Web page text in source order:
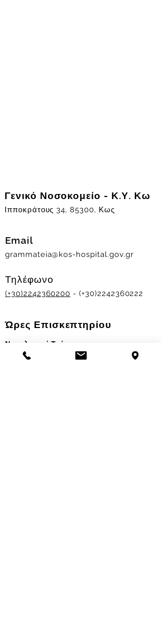
Γενικό Νοσοκομείο - Κ.Υ. Κω
Ιπποκράτους 34, 85300, Κως
Email
grammateia@kos-hospital.gov.gr
Τηλέφωνο
(+30)2242360200 - (+30)2242360222
Ώρες Επισκεπτηρίου
Νοσηλευτικά Τμήματα
Χειμερινό ωράριο: 11.00-13.00
17.30-19.30